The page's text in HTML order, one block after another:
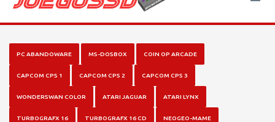
PC ABANDOWARE MS-DOSBOX COIN OP ARCADE
CAPCOM CPS 1 CAPCOM CPS 2 CAPCOM CPS 3
WONDERSWAN COLOR ATARI JAGUAR ATARI LYNX
TURBOGRAFX 16 TURBOGRAFX 16 CD NEOGEO-MAME